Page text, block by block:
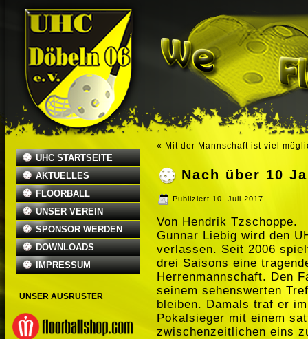
UHC STARTSEITE
AKTUELLES
FLOORBALL
UNSER VEREIN
SPONSOR WERDEN
DOWNLOADS
IMPRESSUM
UNSER AUSRÜSTER
« Mit der Mannschaft ist viel
Nach über 10
Publiziert 10. Juli 2017
Von Hendrik Tzschoppe.
Gunnar Liebig wird den
verlassen. Seit 2006
drei Saisons eine
Herrenmannschaft. Den
seinem sehenswerten
bleiben. Damals traf er
Pokalsieger mit einem
zwischenzeitlichen eins